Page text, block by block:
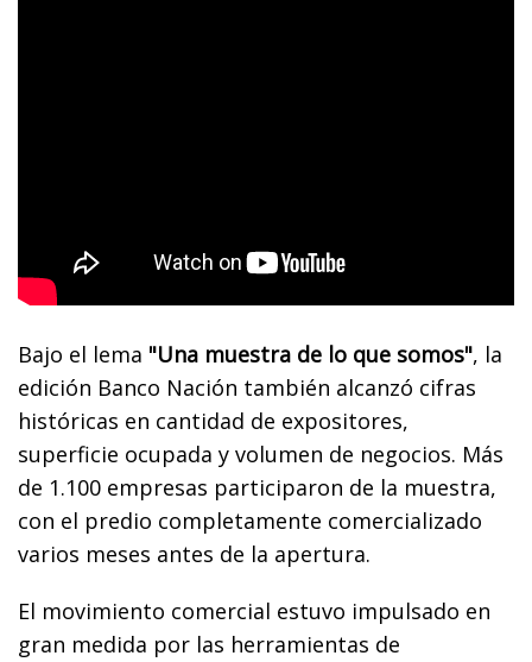
Bajo el lema "Una muestra de lo que somos", la
edición Banco Nación también alcanzó cifras
históricas en cantidad de expositores,
superficie ocupada y volumen de negocios. Más
de 1.100 empresas participaron de la muestra,
con el predio completamente comercializado
varios meses antes de la apertura.
El movimiento comercial estuvo impulsado en
gran medida por las herramientas de